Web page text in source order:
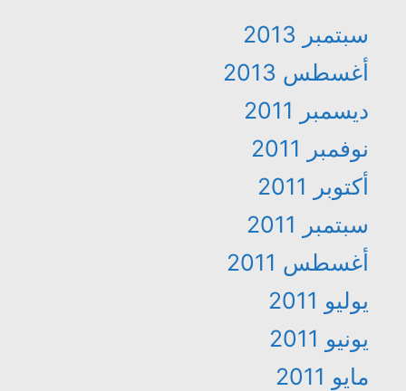
سبتمبر 2013
أغسطس 2013
ديسمبر 2011
نوفمبر 2011
أكتوبر 2011
سبتمبر 2011
أغسطس 2011
يوليو 2011
يونيو 2011
مايو 2011